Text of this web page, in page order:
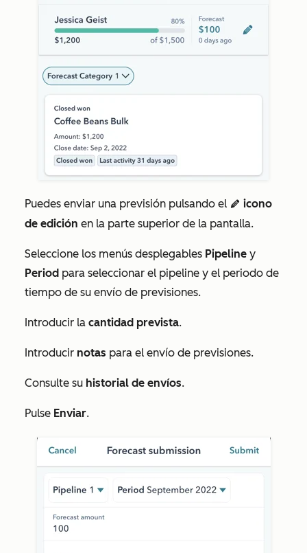
Puedes enviar una previsión pulsando el edit icono
de edición en la parte superior de la pantalla.
Seleccione los menús desplegables Pipeline y
Period para seleccionar el pipeline y el periodo de
tiempo de su envío de previsiones.
Introducir la cantidad prevista.
Introducir notas para el envío de previsiones.
Consulte su historial de envíos.
Pulse Enviar.